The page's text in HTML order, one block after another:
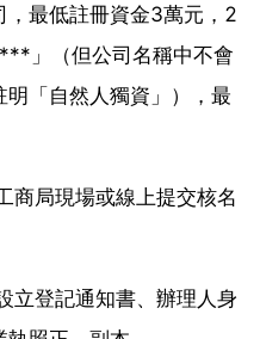
，最低註冊資金3萬元，2
」（但公司名稱中不會
「自然人獨資」），最
商局現場或線上提交核名
立登記通知書、辦理人身